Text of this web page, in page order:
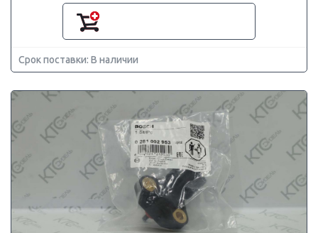
Срок поставки: В наличии